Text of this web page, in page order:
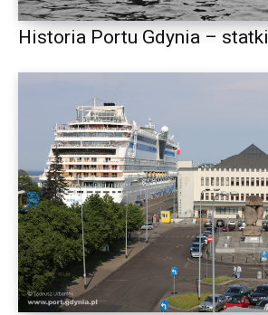
Historia Portu Gdynia – statki